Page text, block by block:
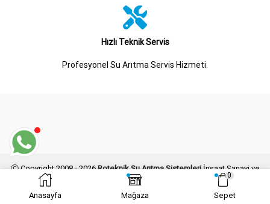
Hızlı Teknik Servis
Profesyonel Su Arıtma Servis Hizmeti.
Ⓒ Copyright 2008 - 2026Roteknik Su Arıtma Sistemleriİnşaat Sanayi ve
Ticaret Limited Şirketi Her Hakkı Saklıdır.
Anasayfa Mağaza
0
Sepet